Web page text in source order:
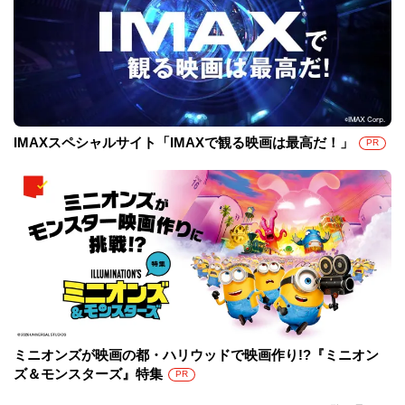
IMAXスペシャルサイト「IMAXで観る映画は最高だ！」 PR
ミニオンズが映画の都・ハリウッドで映画作り!?『ミニオン
ズ＆モンスターズ』特集
PR